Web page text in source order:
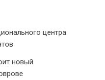
центра
новый